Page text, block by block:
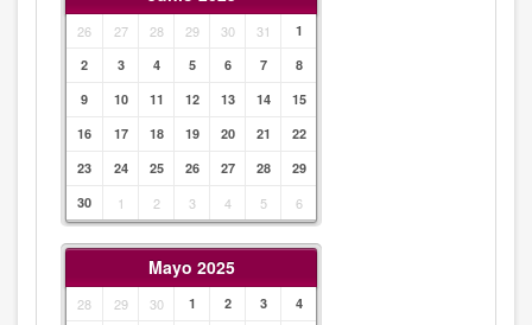
26 27 28 29 30 31
1
2
3 4 5 6 7
8
9
10 11 12 13 14
15
16
17 18 19 20 21
22
23
24 25 26 27 28
29
30
1 2 3 4 5 6
Mayo 2025
28 29 30 1 2 3 4